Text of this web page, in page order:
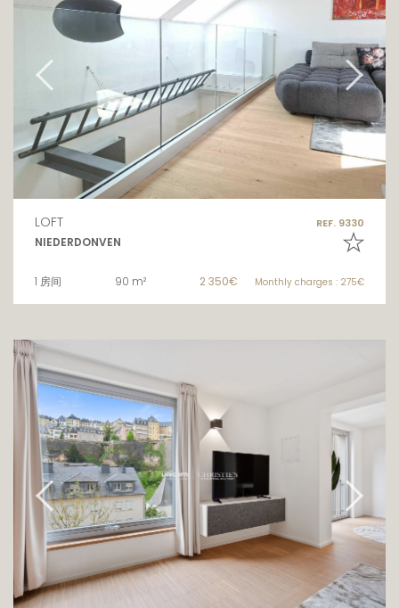
LOFT REF. 9330
NIEDERDONVEN
1 房间 90 m² 2 350€ Monthly charges : 275€